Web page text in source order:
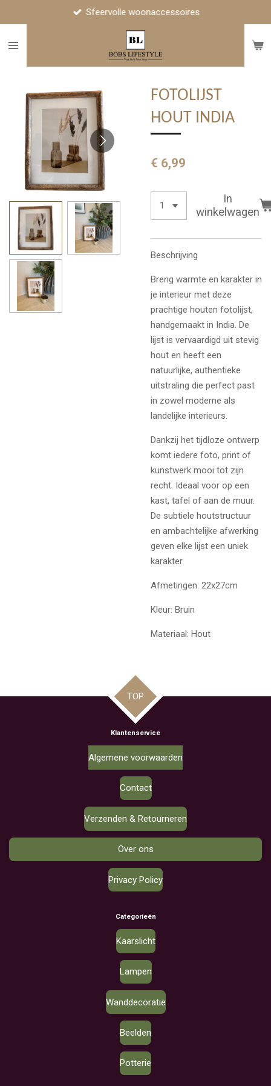
naar
Sfeervolle woonaccessoires
FOTOLIJST
HOUT INDIA
€ 6,99
In
winkelwagen
Beschrijving
Breng warmte en karakter in
je interieur met deze
prachtige houten fotolijst,
handgemaakt in India. De
lijst is vervaardigd uit stevig
hout en heeft een
natuurlijke, authentieke
uitstraling die perfect past
in zowel moderne als
landelijke interieurs.
Dankzij het tijdloze ontwerp
komt iedere foto, print of
kunstwerk mooi tot zijn
recht. Ideaal voor op een
kast, tafel of aan de muur.
De subtiele houtstructuur
en ambachtelijke afwerking
geven elke lijst een uniek
karakter.
Afmetingen: 22x27cm
Kleur: Bruin
Materiaal: Hout
TOP
Klantenservice
Algemene voorwaarden
Contact
Verzenden & Retourneren
Over ons
Privacy Policy
Categorieën
Kaarslicht
Lampen
Wanddecoratie
Beelden
Potterie